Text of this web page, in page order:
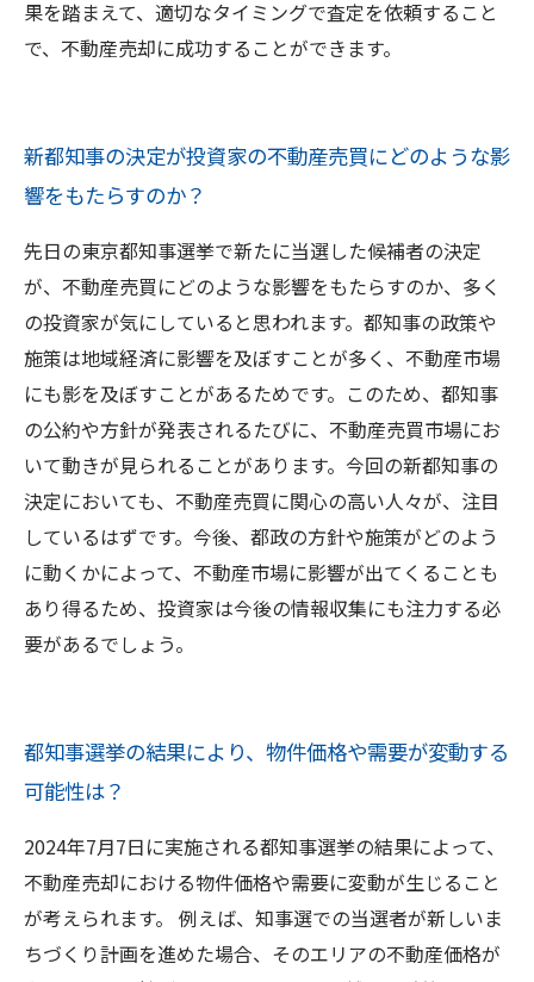
果を踏まえて、適切なタイミングで査定を依頼すること
で、不動産売却に成功することができます。
新都知事の決定が投資家の不動産売買にどのような影
響をもたらすのか？
先日の東京都知事選挙で新たに当選した候補者の決定
が、不動産売買にどのような影響をもたらすのか、多く
の投資家が気にしていると思われます。都知事の政策や
施策は地域経済に影響を及ぼすことが多く、不動産市場
にも影を及ぼすことがあるためです。このため、都知事
の公約や方針が発表されるたびに、不動産売買市場にお
いて動きが見られることがあります。今回の新都知事の
決定においても、不動産売買に関心の高い人々が、注目
しているはずです。今後、都政の方針や施策がどのよう
に動くかによって、不動産市場に影響が出てくることも
あり得るため、投資家は今後の情報収集にも注力する必
要があるでしょう。
都知事選挙の結果により、物件価格や需要が変動する
可能性は？
2024年7月7日に実施される都知事選挙の結果によって、
不動産売却における物件価格や需要に変動が生じること
が考えられます。 例えば、知事選での当選者が新しいま
ちづくり計画を進めた場合、そのエリアの不動産価格が